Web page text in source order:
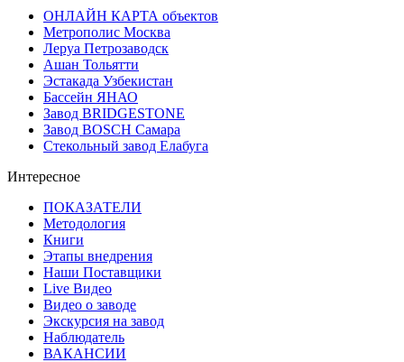
ОНЛАЙН КАРТА объектов
Метрополис Москва
Леруа Петрозаводск
Ашан Тольятти
Эстакада Узбекистан
Бассейн ЯНАО
Завод BRIDGESTONE
Завод BOSCH Самара
Стекольный завод Елабуга
Интересное
ПОКАЗАТЕЛИ
Методология
Книги
Этапы внедрения
Наши Поставщики
Live Видео
Видео о заводе
Экскурсия на завод
Наблюдатель
ВАКАНСИИ